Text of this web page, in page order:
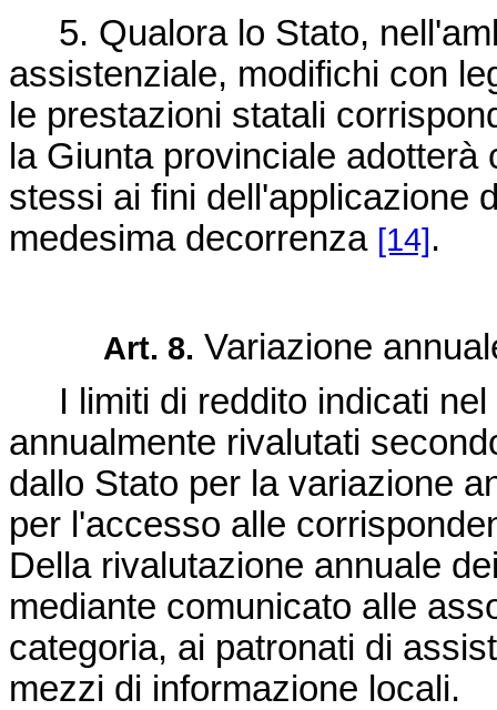
5. Qualora lo Stato,
assistenziale, modifichi con
le prestazioni statali
la Giunta provinciale
stessi ai fini dell'applicazione
medesima decorrenza [14].
Art. 8. Variazione
I limiti di reddito indicati nel
annualmente rivalutati
dallo Stato per la variazione
per l'accesso alle
Della rivalutazione annuale
mediante comunicato alle
categoria, ai patronati di
mezzi di informazione locali.